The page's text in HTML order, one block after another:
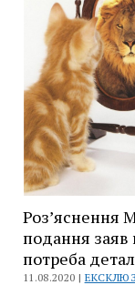
Роз’яснення
подання заяв
потреба
11.08.2020 |